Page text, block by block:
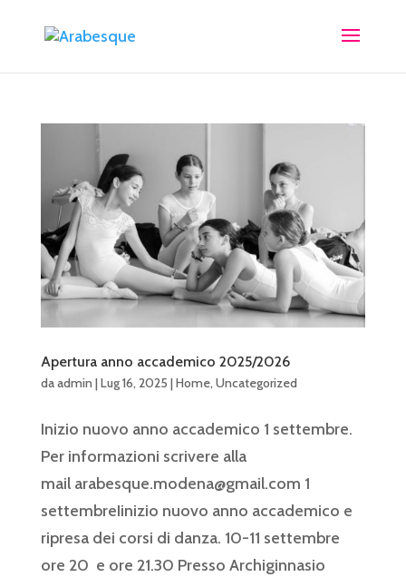
Apertura anno accademico 2025/2026
daadmin |Lug 16, 2025 |Home,Uncategorized
Inizio nuovo anno accademico 1 settembre.
Per informazioni scrivere alla
mail arabesque.modena@gmail.com 1
settembreIinizio nuovo anno accademico e
ripresa dei corsi di danza. 10-11 settembre
ore 20 e ore 21.30 Presso Archiginnasio